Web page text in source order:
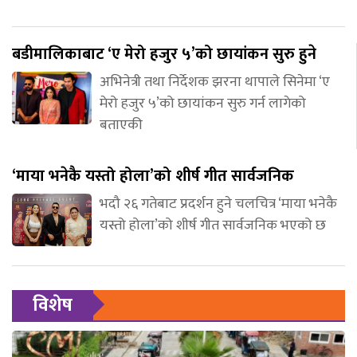
बडीमालिकाबाट ‘ए मेरो हजुर ५’को छायांकन सुरु हुने
अभिनेत्री तथा निर्देशक झरना थापाले सिनेमा ‘ए
मेरो हजुर ५’को छायांकन सुरु गर्न लागेको
बताएकी
‘माया भनेकै यस्तो होला’को शीर्ष गीत सार्वजनिक
भदौ २६ गतेबाट प्रदर्शन हुने चलचित्र ‘माया भनेकै
यस्तो होला’को शीर्ष गीत सार्वजनिक भएको छ
विशेष